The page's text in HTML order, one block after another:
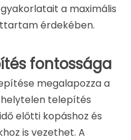
a maximális
érdekében.
fontossága
megalapozza a
telepítés
előtti kopáshoz és
is vezethet. A